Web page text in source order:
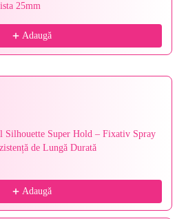
25mm
Adaugă
Silhouette Super Hold – Fixativ Spray
de Lungă Durată
Adaugă